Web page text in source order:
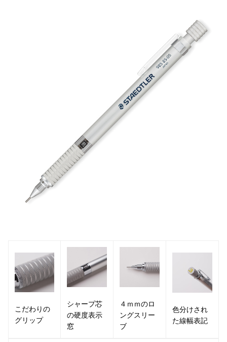
こだわりの
グリップ
シャープ芯
の硬度表示
窓
４ｍｍのロ
ングスリー
ブ
色分けされ
た線幅表記